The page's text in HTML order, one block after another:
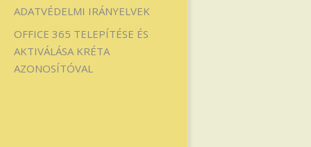
ADATVÉDELMI IRÁNYELVEK
OFFICE 365 TELEPÍTÉSE ÉS
AKTIVÁLÁSA KRÉTA
AZONOSÍTÓVAL